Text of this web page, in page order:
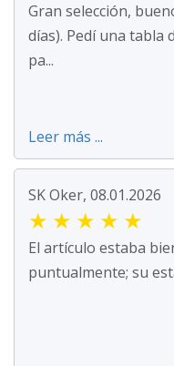
Gran selección,
días). Pedí una tabla
pa...
Leer más ...
SK Oker, 08.01.2026
★ ★ ★ ★ ★
El artículo estaba
puntualmente; su